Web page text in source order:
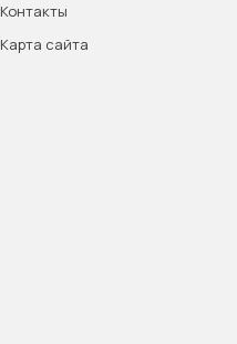
Контакты
Карта сайта